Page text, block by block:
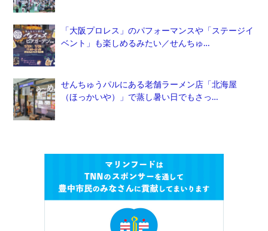
「大阪プロレス」のパフォーマンスや「ステージイ
ベント」も楽しめるみたい／せんちゅ…
せんちゅうパルにある老舗ラーメン店「北海屋
（ほっかいや）」で蒸し暑い日でもさっ…